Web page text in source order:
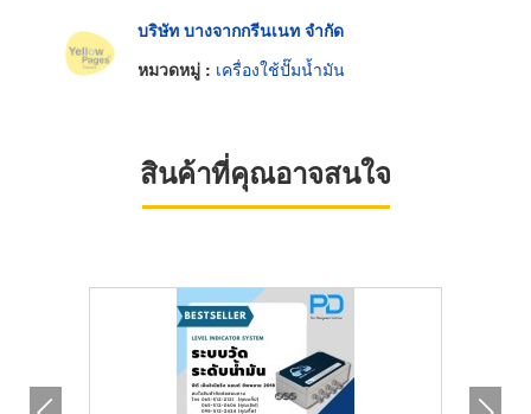
บริษัท บางจากกรีนเนท จำกัด
หมวดหมู่ : เครื่องใช้ปั๊มน้ำมัน
สินค้าที่คุณอาจสนใจ